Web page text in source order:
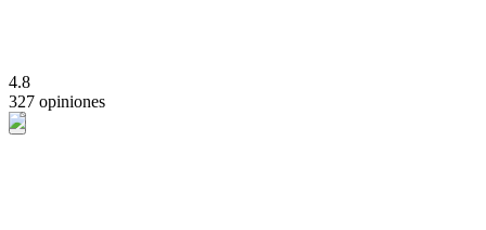
4.8
327 opiniones